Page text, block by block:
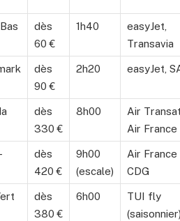
dès
60 €
1h40
easyJet,
Transavia
dès
90 €
2h20 easyJet,
dès
330 €
8h00
Air
Air France
dès
420 €
9h00
(escale)
Air France
CDG
dès
380 €
6h00
TUI fly